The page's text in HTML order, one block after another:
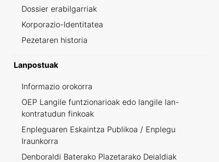
Dossier erabilgarriak
Korporazio-Identitatea
Pezetaren historia
Lanpostuak
Informazio orokorra
OEP Langile funtzionarioak edo langile lan-
kontratudun finkoak
Enpleguaren Eskaintza Publikoa / Enplegu
Iraunkorra
Denboraldi Baterako Plazetarako Deialdiak